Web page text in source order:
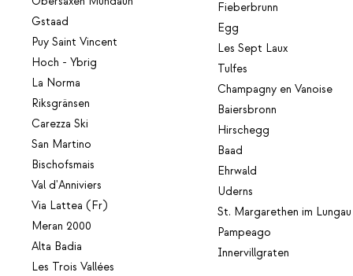
Gstaad
Puy Saint Vincent
Hoch - Ybrig
La Norma
Riksgränsen
Carezza Ski
San Martino
Bischofsmais
Val d'Anniviers
Via Lattea (Fr)
Meran 2000
Alta Badia
Les Trois Vallées
Fieberbrunn
Egg
Les Sept Laux
Tulfes
Champagny en Vanoise
Baiersbronn
Hirschegg
Baad
Ehrwald
Uderns
St. Margarethen im Lungau
Pampeago
Innervillgraten